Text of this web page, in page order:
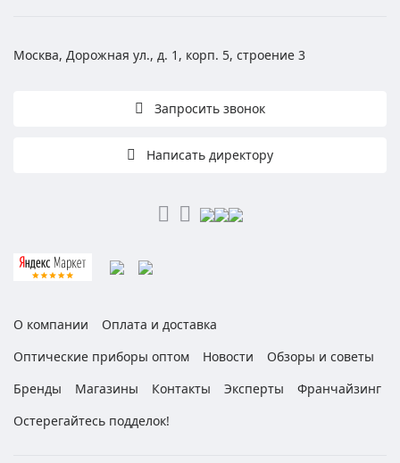
Москва, Дорожная ул., д. 1, корп. 5, строение 3
Запросить звонок
Написать директору
О компании
Оплата и доставка
Оптические приборы оптом
Новости
Обзоры и советы
Бренды
Магазины Контакты Эксперты
Франчайзинг
Остерегайтесь подделок!